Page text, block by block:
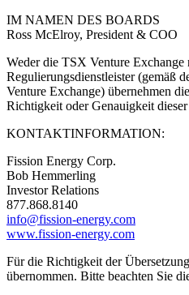
IM NAMEN DES BOARDS
Ross McElroy, President & COO
Weder die TSX Venture Exchange
Regulierungsdienstleister (gemäß
Venture Exchange) übernehmen
Richtigkeit oder Genauigkeit
KONTAKTINFORMATION:
Fission Energy Corp.
Bob Hemmerling
Investor Relations
877.868.8140
info@fission-energy.com
www.fission-energy.com
Für die Richtigkeit der
übernommen. Bitte beachten Sie